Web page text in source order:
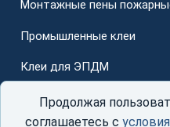
Монтажные пены
Промышленные клеи
Клеи для ЭПДМ
Для стеклопакетов
Продолжая
соглашаетесь с